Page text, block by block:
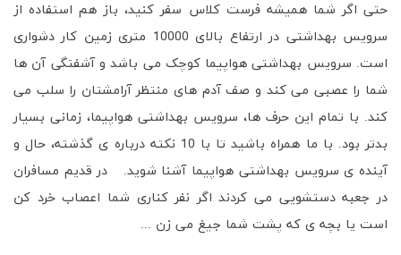
جت لگ (Jet lag) یا سندروم تغییر منطقه زمانی، در حالی که به طور
مداوم میان چند منطقه زمانی متفاوت پرواز کنید رخ می دهد. جت
لگ حالتی فیزیکی می باشد که به علت اختلال ریتم شبانه روزی و
یا ساعتِ بدن رخ می دهد. پرواز زدگی در سفرهای به سمت شرق
علائم بدتری از سفر به سمت غرب دارد. برای خرید بلیط هواپیما به
سایت گلفام سفر مراجعه بفرمایید. نکاتی در مورد جت لگ جت لگ
می تواند باعث سردرد، بی خوابی و کج خلقی شود. ریتم شبانه
روزی وظیفه ­­ی تنظیم خواب و دیگر فعالیت های بدن را دارد. زمانی
که ریتم شبانه روزی ...